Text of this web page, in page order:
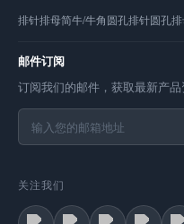
排针排母简牛/牛角圆孔排针圆孔
邮件订阅
订阅我们的邮件，获取最新产
关注我们